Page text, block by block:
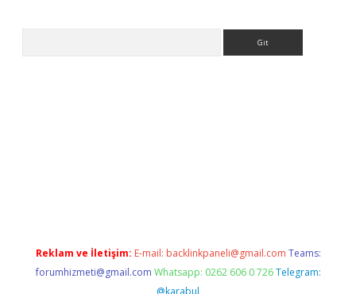
Reklam ve İletişim: E-mail: backlinkpaneli@gmail.com Teams:
forumhizmeti@gmail.com Whatsapp: 0262 606 0 726 Telegram:
@karabul